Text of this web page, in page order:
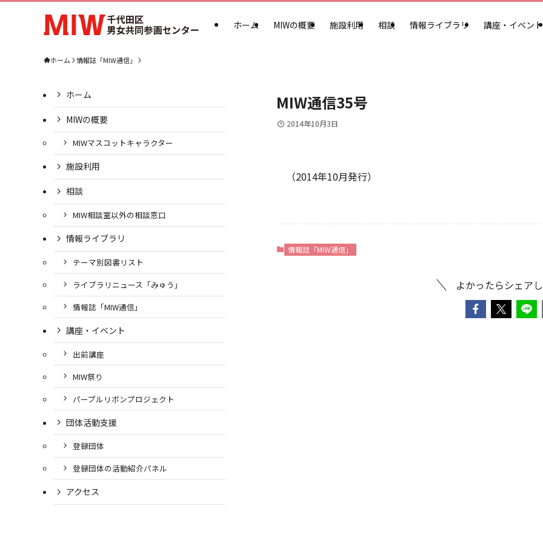
ホーム MIWの概要 施設利用 相談 情報ライブラリ 講座・イベント
ホーム 情報誌「MIW通信」
MIW通信35号
2014年10月3日
（2014年10月発行）
情報誌「MIW通信」
よかったらシェア
ホーム
MIWの概要
MIWマスコットキャラクター
施設利用
相談
MIW相談室以外の相談窓口
情報ライブラリ
テーマ別図書リスト
ライブラリニュース「みゅう」
情報誌「MIW通信」
講座・イベント
出前講座
MIW祭り
パープルリボンプロジェクト
団体活動支援
登録団体
登録団体の活動紹介パネル
アクセス